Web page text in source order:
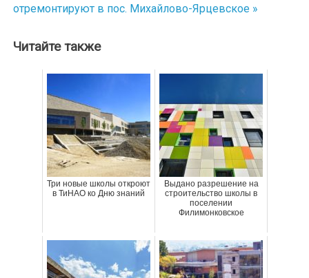
записям
отремонтируют в пос. Михайлово-Ярцевское »
Читайте также
Три новые школы откроют
в ТиНАО ко Дню знаний
Выдано разрешение на
строительство школы в
поселении
Филимонковское